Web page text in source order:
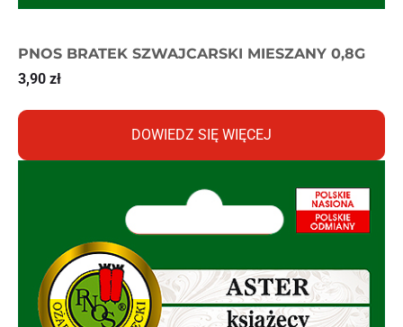
PNOS BRATEK SZWAJCARSKI MIESZANY 0,8G
3,90 zł
DOWIEDZ SIĘ WIĘCEJ